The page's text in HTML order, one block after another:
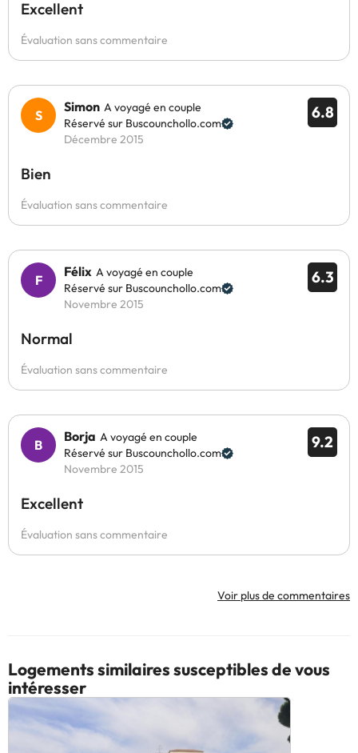
Excellent
Évaluation sans commentaire
6.8
Simon A voyagé en couple
Réservé sur Buscounchollo.com
Décembre 2015
Bien
Évaluation sans commentaire
6.3
Félix A voyagé en couple
Réservé sur Buscounchollo.com
Novembre 2015
Normal
Évaluation sans commentaire
9.2
Borja A voyagé en couple
Réservé sur Buscounchollo.com
Novembre 2015
Excellent
Évaluation sans commentaire
Voir plus de commentaires
Logements similaires susceptibles de vous
intéresser